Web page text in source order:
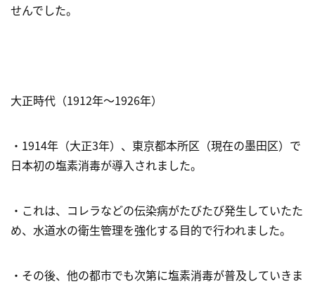
せんでした。
大正時代（1912年～1926年）
・1914年（大正3年）、東京都本所区（現在の墨田区）で
日本初の塩素消毒が導入されました。
・これは、コレラなどの伝染病がたびたび発生していたた
め、水道水の衛生管理を強化する目的で行われました。
・その後、他の都市でも次第に塩素消毒が普及していきま